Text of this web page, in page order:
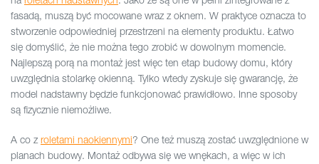
fasadą, muszą być mocowane wraz z oknem. W praktyce oznacza to
stworzenie odpowiedniej przestrzeni na elementy produktu. Łatwo
się domyślić, że nie można tego zrobić w dowolnym momencie.
Najlepszą porą na montaż jest więc ten etap budowy domu, który
uwzględnia stolarkę okienną. Tylko wtedy zyskuje się gwarancję, że
model nadstawny będzie funkcjonować prawidłowo. Inne sposoby
są fizycznie niemożliwe.
A co z roletami naokiennymi? One też muszą zostać uwzględnione w
planach budowy. Montaż odbywa się we wnękach, a więc w ich